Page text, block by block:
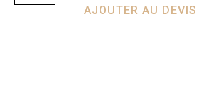
AJOUTER AU DEVIS